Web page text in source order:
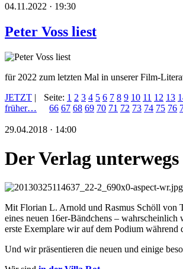
04.11.2022 · 19:30
Peter Voss liest
für 2022 zum letzten Mal in unserer Film-
JETZT |
früher…
Seite: 1 2 3 4 5 6 7 8 9 10 11 12 13
66 67 68 69 70 71 72 73 74 75 76
29.04.2018 · 14:00
Der Verlag unterwegs
Mit Florian L. Arnold und Rasmus Schöll von
eines neuen 16er-Bändchens – wahrscheinlich
erste Exemplare wir auf dem Podium während
Und wir präsentieren die neuen und einige